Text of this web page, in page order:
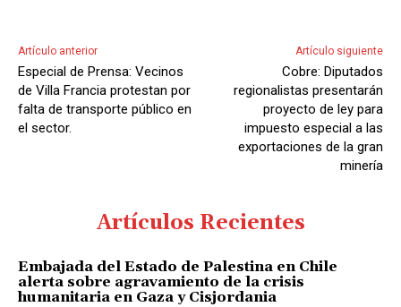
Artículo anterior
Especial de Prensa: Vecinos
de Villa Francia protestan por
falta de transporte público en
el sector.
Artículo siguiente
Cobre: Diputados
regionalistas presentarán
proyecto de ley para
impuesto especial a las
exportaciones de la gran
minería
Artículos Recientes
Embajada del Estado de Palestina en Chile
alerta sobre agravamiento de la crisis
humanitaria en Gaza y Cisjordania